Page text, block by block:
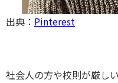
出典： Pinterest
社会人の方や校則が厳し